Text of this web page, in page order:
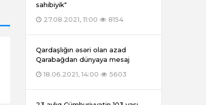
sahibiyik"
27.08.2021, 11:00
8154
Qardaşlığın əsəri olan azad
Qarabağdan dünyaya mesaj
18.06.2021, 14:00
5603